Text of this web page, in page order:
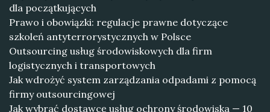
dla początkujących
Prawo i obowiązki: regulacje prawne dotyczące
szkoleń antyterrorystycznych w Polsce
Outsourcing usług środowiskowych dla firm
logistycznych i transportowych
Jak wdrożyć system zarządzania odpadami z pomocą
firmy outsourcingowej
Jak wybrać dostawcę usług ochrony środowiska — 10